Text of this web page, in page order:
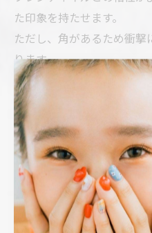
た印象を持たせます。
ただし、角があるため衝
ります。
スクエアオフ
スクエアの角を少し丸めた
バランスが取れたスタイル
指をしっかり見せつつ、や
す。